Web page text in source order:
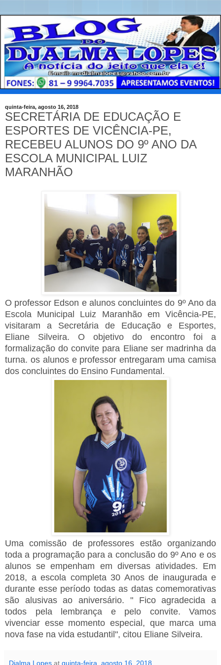
quinta-feira, agosto 16, 2018
SECRETÁRIA DE EDUCAÇÃO E
ESPORTES DE VICÊNCIA-PE,
RECEBEU ALUNOS DO 9º ANO DA
ESCOLA MUNICIPAL LUIZ
MARANHÃO
O professor Edson e alunos concluintes do 9º Ano da
Escola Municipal Luiz Maranhão em Vicência-PE,
visitaram a Secretária de Educação e Esportes,
Eliane Silveira. O objetivo do encontro foi a
formalização do convite para Eliane ser madrinha da
turna. os alunos e professor entregaram uma camisa
dos concluintes do Ensino Fundamental.
Uma comissão de professores estão organizando
toda a programação para a conclusão do 9º Ano e os
alunos se empenham em diversas atividades. Em
2018, a escola completa 30 Anos de inaugurada e
durante esse período todas as datas comemorativas
são alusivas ao aniversário. " Fico agradecida a
todos pela lembrança e pelo convite. Vamos
vivenciar esse momento especial, que marca uma
nova fase na vida estudantil", citou Eliane Silveira.
Djalma Lopes at quinta-feira, agosto 16, 2018